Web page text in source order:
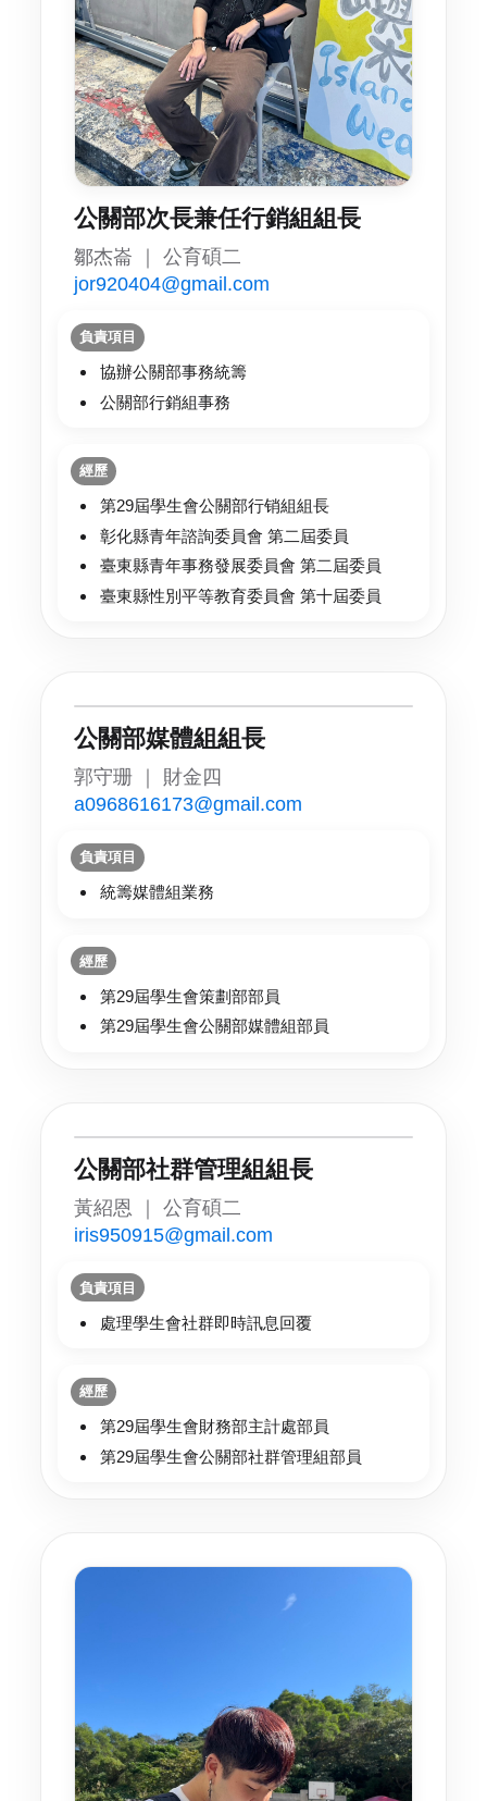
公關部次長兼任行銷組組長
鄒杰崙 ｜ 公育碩二
jor920404@gmail.com
負責項目
協辦公關部事務統籌
公關部行銷組事務
經歷
第29屆學生會公關部行销組組長
彰化縣青年諮詢委員會 第二屆委員
臺東縣青年事務發展委員會 第二屆委員
臺東縣性別平等教育委員會 第十屆委員
公關部媒體組組長
郭守珊 ｜ 財金四
a0968616173@gmail.com
負責項目
統籌媒體組業務
經歷
第29屆學生會策劃部部員
第29屆學生會公關部媒體組部員
公關部社群管理組組長
黃紹恩 ｜ 公育碩二
iris950915@gmail.com
負責項目
處理學生會社群即時訊息回覆
經歷
第29屆學生會財務部主計處部員
第29屆學生會公關部社群管理組部員